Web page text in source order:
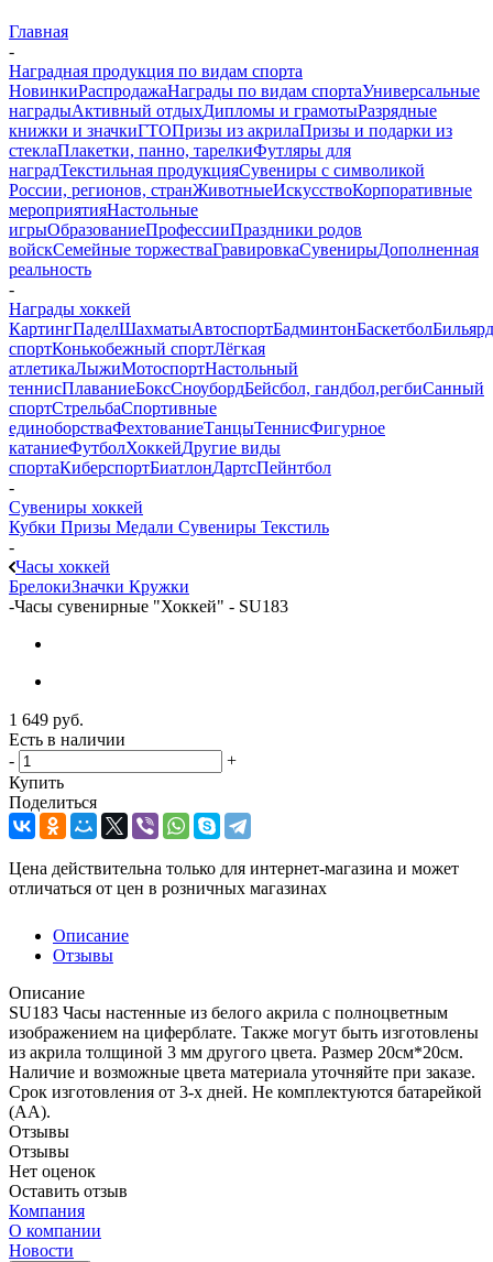
Главная
-
Наградная продукция по видам спорта
НовинкиРаспродажаНаграды по видам спортаУниверсальные
наградыАктивный отдыхДипломы и грамотыРазрядные
книжки и значкиГТОПризы из акрилаПризы и подарки из
стеклаПлакетки, панно, тарелкиФутляры для
наградТекстильная продукцияСувениры с символикой
России, регионов, странЖивотныеИскусствоКорпоративные
мероприятияНастольные
игрыОбразованиеПрофессииПраздники родов
войскСемейные торжестваГравировкаСувенирыДополненная
реальность
-
Награды хоккей
КартингПаделШахматыАвтоспортБадминтонБаскетболБильярд
спортКонькобежный спортЛёгкая
атлетикаЛыжиМотоспортНастольный
теннисПлаваниеБоксСноубордБейсбол, гандбол,регбиСанный
спортСтрельбаСпортивные
единоборстваФехтованиеТанцыТеннисФигурное
катаниеФутболХоккейДругие виды
спортаКиберспортБиатлонДартсПейнтбол
-
Сувениры хоккей
Кубки Призы Медали Сувениры Текстиль
-
Часы хоккей
БрелокиЗначки Кружки
-Часы сувенирные "Хоккей" - SU183
1 649 руб.
Есть в наличии
-
+
Купить
Поделиться
Цена действительна только для интернет-магазина и может
отличаться от цен в розничных магазинах
Описание
Отзывы
Описание
SU183 Часы настенные из белого акрила с полноцветным
изображением на циферблате. Также могут быть изготовлены
из акрила толщиной 3 мм другого цвета. Размер 20см*20см.
Наличие и возможные цвета материала уточняйте при заказе.
Срок изготовления от 3-х дней. Не комплектуются батарейкой
(АА).
Отзывы
Отзывы
Нет оценок
Оставить отзыв
Компания
О компании
Новости